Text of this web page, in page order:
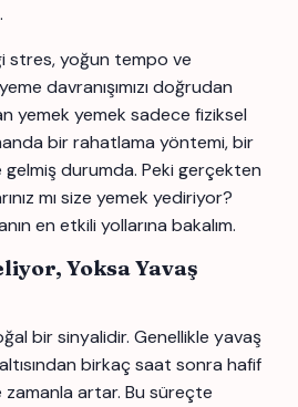
stres, yoğun tempo ve
davranışımızı doğrudan
yemek yemek sadece fiziksel
bir rahatlama yöntemi, bir
gelmiş durumda. Peki gerçekten
mı size yemek yediriyor?
en etkili yollarına bakalım.
Yoksa Yavaş
bir sinyalidir. Genellikle yavaş
birkaç saat sonra hafif
zamanla artar. Bu süreçte